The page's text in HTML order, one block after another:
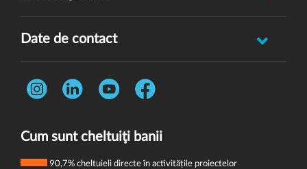
Întrebări frecvente
Politica de cookie-uri
Date de contact
Str. Rotasului, Nr. 7, Sector 1, Bucuresti, 012167
Telefon:
0731 444 013
Cum sunt cheltuiţi banii
90,7% cheltuieli directe în activitățile proiectelor